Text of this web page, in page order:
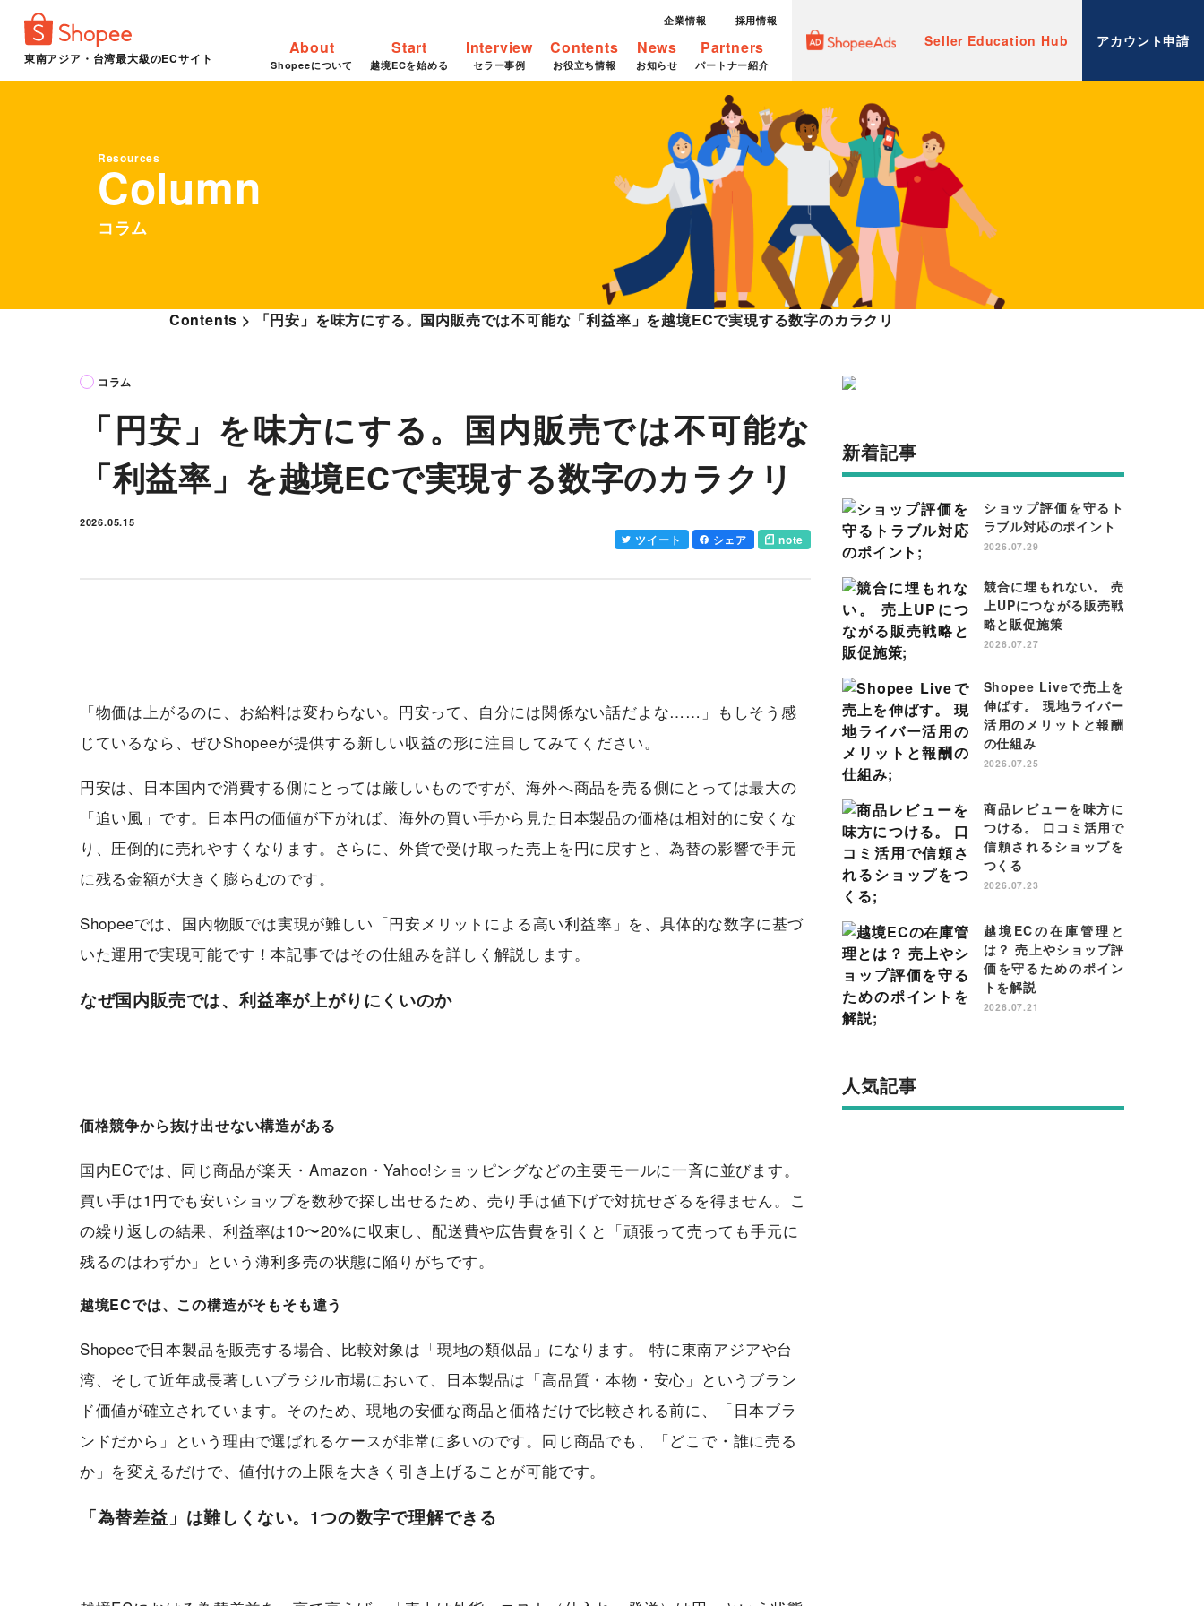
東南アジア・台湾最大級のECサイト
企業情報 採用情報
About
Shopeeについて
Start
越境ECを始める
Interview
セラー事例
Contents
お役立ち情報
News
お知らせ
Partners
パートナー紹介
Seller Education Hub アカウント申請
Resources
Column
コラム
Contents > 「円安」を味方にする。国内販売では不可能な「利益率」を越境ECで実現する数字のカラクリ
コラム
「円安」を味方にする。国内販売では不可能な
「利益率」を越境ECで実現する数字のカラクリ
2026.05.15
ツイート シェア note
「物価は上がるのに、お給料は変わらない。円安って、自分には関係ない話だよな……」もしそう感
じているなら、ぜひShopeeが提供する新しい収益の形に注目してみてください。
円安は、日本国内で消費する側にとっては厳しいものですが、海外へ商品を売る側にとっては最大の
「追い風」です。日本円の価値が下がれば、海外の買い手から見た日本製品の価格は相対的に安くな
り、圧倒的に売れやすくなります。さらに、外貨で受け取った売上を円に戻すと、為替の影響で手元
に残る金額が大きく膨らむのです。
Shopeeでは、国内物販では実現が難しい「円安メリットによる高い利益率」を、具体的な数字に基づ
いた運用で実現可能です！本記事ではその仕組みを詳しく解説します。
なぜ国内販売では、利益率が上がりにくいのか
価格競争から抜け出せない構造がある
国内ECでは、同じ商品が楽天・Amazon・Yahoo!ショッピングなどの主要モールに一斉に並びます。
買い手は1円でも安いショップを数秒で探し出せるため、売り手は値下げで対抗せざるを得ません。こ
の繰り返しの結果、利益率は10〜20%に収束し、配送費や広告費を引くと「頑張って売っても手元に
残るのはわずか」という薄利多売の状態に陥りがちです。
越境ECでは、この構造がそもそも違う
Shopeeで日本製品を販売する場合、比較対象は「現地の類似品」になります。 特に東南アジアや台
湾、そして近年成長著しいブラジル市場において、日本製品は「高品質・本物・安心」というブラン
ド価値が確立されています。そのため、現地の安価な商品と価格だけで比較される前に、「日本ブラ
ンドだから」という理由で選ばれるケースが非常に多いのです。同じ商品でも、「どこで・誰に売る
か」を変えるだけで、値付けの上限を大きく引き上げることが可能です。
「為替差益」は難しくない。1つの数字で理解できる
新着記事
ショップ評価を守るト
ラブル対応のポイント
2026.07.29
競合に埋もれない。 売
上UPにつながる販売戦
略と販促施策
2026.07.27
Shopee Liveで売上を
伸ばす。 現地ライバー
活用のメリットと報酬
の仕組み
2026.07.25
商品レビューを味方に
つける。 口コミ活用で
信頼されるショップを
つくる
2026.07.23
越境ECの在庫管理と
は？ 売上やショップ評
価を守るためのポイン
トを解説
2026.07.21
人気記事